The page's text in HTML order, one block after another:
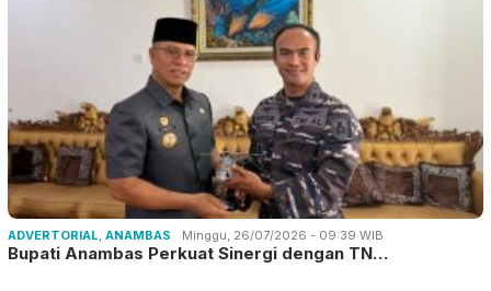
ADVERTORIAL ANAMBAS Minggu, 26/07/2026 - 09:39 WIB
Bupati Anambas Perkuat Sinergi dengan TN…